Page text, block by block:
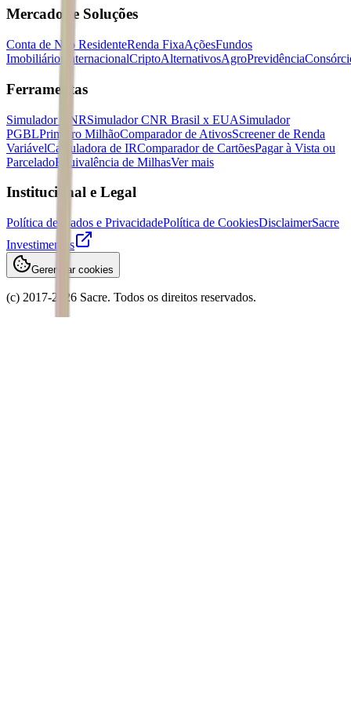
Mercados e Soluções
Conta de Não ResidenteRenda FixaAçõesFundos
Imobiliários
InternacionalCriptoAlternativosAgroPrevidência
Ferramentas
Simulador CNRSimulador CNR Brasil x EUASimulador
PGBLPrimeiro MilhãoComparador de AtivosScreener de Renda
VariávelCalculadora de IRComparador de CartõesPagar à Vista ou
ParceladoEquivalência de MilhasVer mais
Institucional e Legal
Política de Dados e PrivacidadePolítica de CookiesDisclaimerSacre
Investimentos
Gerenciar cookies
(c) 2017-2026 Sacre. Todos os direitos reservados.